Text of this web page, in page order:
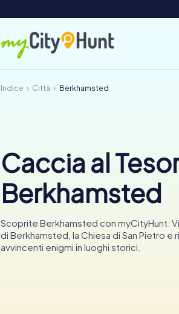
Indice Città Berkhamsted
Caccia al
Berkhamsted
Scoprite Berkhamsted con myCityHunt:
di Berkhamsted, la Chiesa di San Pietro e
avvincenti enigmi in luoghi storici.